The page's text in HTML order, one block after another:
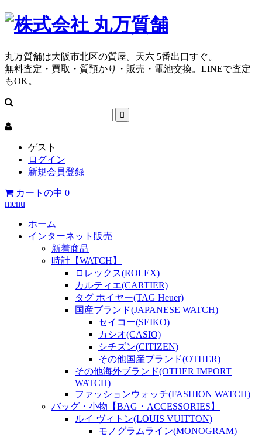
丸万質舗は大阪市北区の質屋。天六 5番出口すぐ。
無料査定・買取・質預かり・販売・電池交換。LINEで査定
もOK。
ゲスト
ログイン
新規会員登録
カートの中 0
menu
ホーム
インターネット販売
新着商品
時計【WATCH】
ロレックス(ROLEX)
カルティエ(CARTIER)
タグ ホイヤー(TAG Heuer)
国産ブランド(JAPANESE WATCH)
セイコー(SEIKO)
カシオ(CASIO)
シチズン(CITIZEN)
その他国産ブランド(OTHER)
その他海外ブランド(OTHER IMPORT
WATCH)
ファッションウォッチ(FASHION WATCH)
バッグ・小物【BAG・ACCESSORIES】
ルイ ヴィトン(LOUIS VUITTON)
モノグラムライン(MONOGRAM)